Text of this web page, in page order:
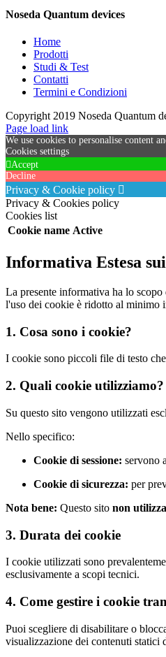
Noseda Quantum devices
Home
Prodotti
Studi & Test
Contatti
Termini e Condizioni
Copyright 2019 Noseda Quantum
Page load link
We use cookies to personalise content
Cookies settings
Accept
Decline
Privacy & Cookie policy
Privacy & Cookies policy
Cookies list
Cookie name Active
Informativa Estesa
La presente informativa ha lo
l'uso dei cookie è ridotto al minimo
1. Cosa sono i cookie?
I cookie sono piccoli file di testo
2. Quali cookie utilizziamo?
Su questo sito vengono utilizzati
Nello specifico:
Cookie di sessione: servono
Cookie di sicurezza: per
Nota bene: Questo sito non utilizza
3. Durata dei cookie
I cookie utilizzati sono
esclusivamente a scopi tecnici.
4. Come gestire i cookie
Puoi scegliere di disabilitare o
visualizzazione dei contenuti statici